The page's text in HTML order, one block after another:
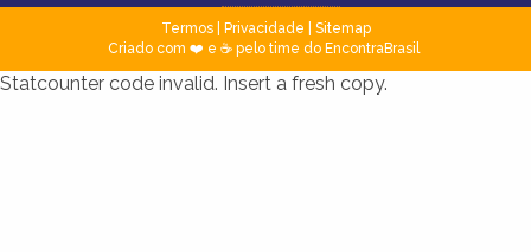
Termos| Privacidade
Sitemap
Criado com ❤️ e ☕ pelo time do EncontraBrasil
Statcounter code invalid. Insert a fresh copy.